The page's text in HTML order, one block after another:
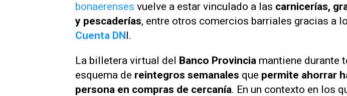
bonaerenses vuelve a estar vinculado a las carnicerías,
y pescaderías, entre otros comercios barriales gracias a
Cuenta DNI.
La billetera virtual del Banco Provincia mantiene durante
esquema de reintegros semanales que permite ahorrar
persona en compras de cercanía. En un contexto en los